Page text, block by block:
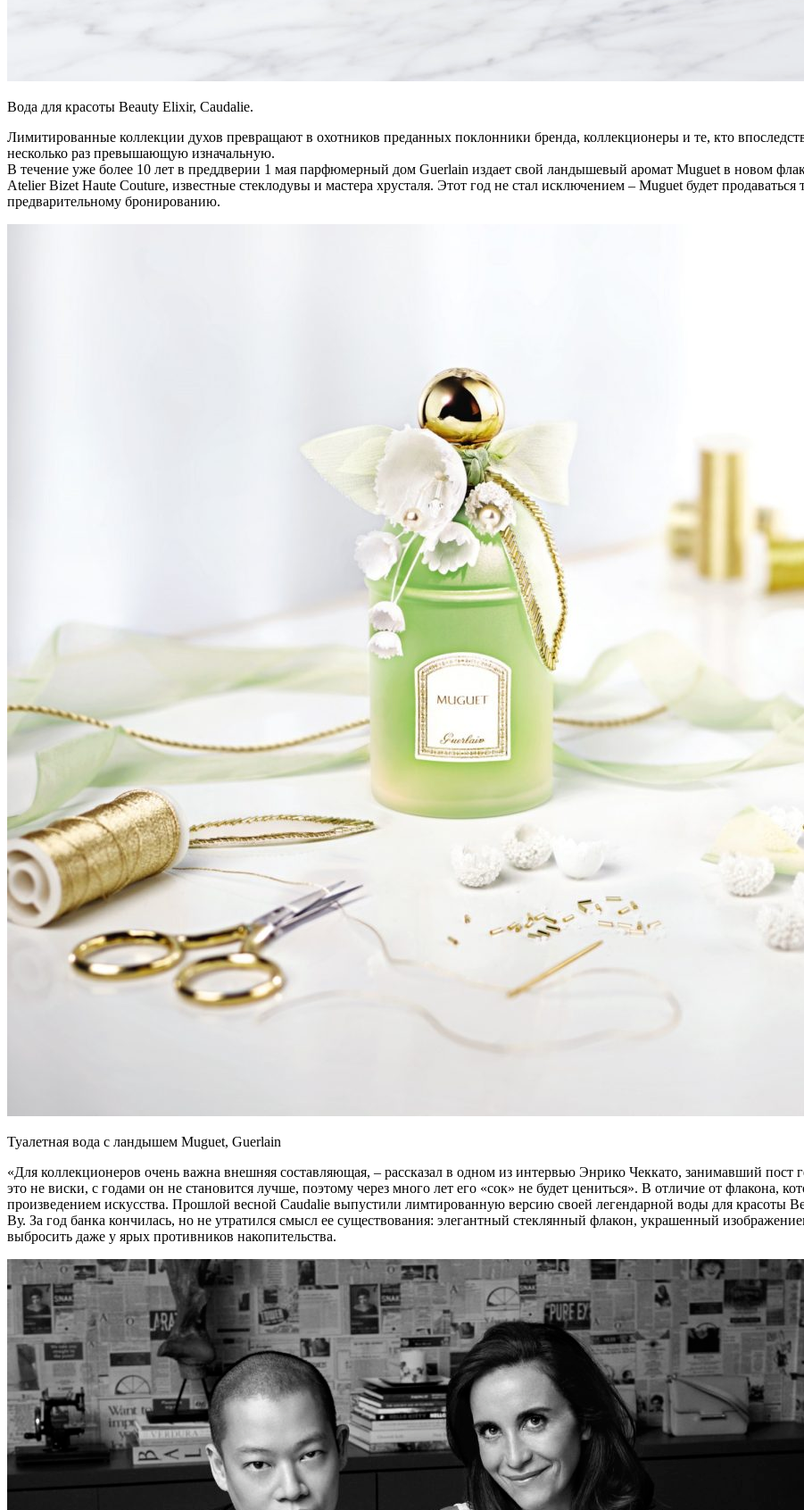
Вода для красоты Beauty Elixir, Caudalie.
Лимитированные коллекции духов превращают в охотников преданных поклонники бренда, коллекционеры и те, кто
несколько раз превышающую изначальную.
В течение уже более 10 лет в преддверии 1 мая парфюмерный дом Guerlain издает свой ландышевый аромат Muguet в новом
Atelier Bizet Haute Couture, известные стеклодувы и мастера хрусталя. Этот год не стал исключением – Muguet будет
предварительному бронированию.
Туалетная вода c ландышем Muguet, Guerlain
«Для коллекционеров очень важна внешняя составляющая, – рассказал в одном из интервью Энрико Чеккато, занимавший
это не виски, с годами он не становится лучше, поэтому через много лет его «сок» не будет цениться». В отличие от флакона,
произведением искусства. Прошлой весной Caudalie выпустили лимтированную версию своей легендарной воды для красоты
Ву. За год банка кончилась, но не утратился смысл ее существования: элегантный стеклянный флакон, украшенный
выбросить даже у ярых противников накопительства.